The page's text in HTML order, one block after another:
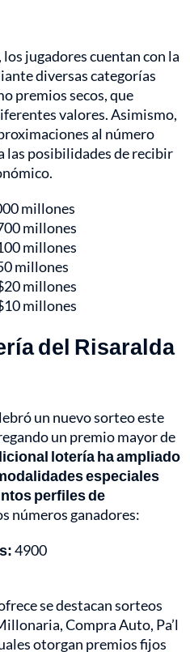
jugadores cuentan con la
diversas categorías
premios secos, que
valores. Asimismo,
al número
las posibilidades de recibir
millones
millones
millones
millones
millones
millones
del Risaralda
un nuevo sorteo este
un premio mayor de
lotería ha ampliado
especiales
perfiles de
números ganadores:
4900
se destacan sorteos
Compra Auto, Pa’l
otorgan premios fijos